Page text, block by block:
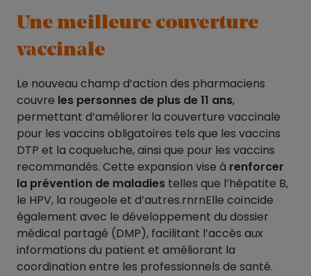
Une meilleure couverture
vaccinale
Le nouveau champ d’action des pharmaciens
couvre les personnes de plus de 11 ans,
permettant d’améliorer la couverture vaccinale
pour les vaccins obligatoires tels que les vaccins
DTP et la coqueluche, ainsi que pour les vaccins
recommandés. Cette expansion vise à renforcer
la prévention de maladies telles que l’hépatite B,
le HPV, la rougeole et d’autres.rnrnElle coïncide
également avec le développement du dossier
médical partagé (DMP), facilitant l’accès aux
informations du patient et améliorant la
coordination entre les professionnels de santé.